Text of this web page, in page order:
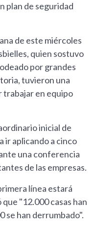
plan de seguridad
de este miércoles
quien sostuvo
por grandes
tuvieron una
trabajar en equipo
inicial de
ir aplicando a cinco
una conferencia
de las empresas.
línea estará
"12.000 casas han
se han derrumbado".